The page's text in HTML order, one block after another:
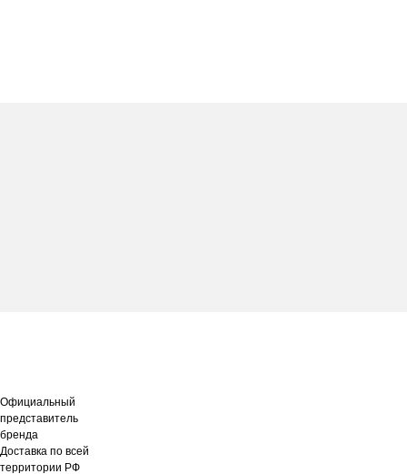
Официальный
представитель
бренда
Доставка по всей
территории РФ